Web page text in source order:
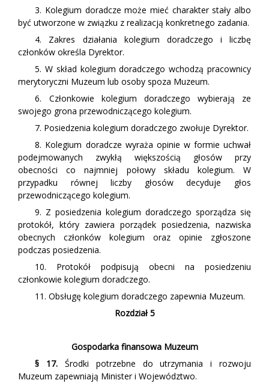
3. Kolegium doradcze może mieć charakter stały albo
być utworzone w związku z realizacją konkretnego zadania.
4. Zakres działania kolegium doradczego i liczbę
członków określa Dyrektor.
5. W skład kolegium doradczego wchodzą pracownicy
merytoryczni Muzeum lub osoby spoza Muzeum.
6. Członkowie kolegium doradczego wybierają ze
swojego grona przewodniczącego kolegium.
7. Posiedzenia kolegium doradczego zwołuje Dyrektor.
8. Kolegium doradcze wyraża opinie w formie uchwał
podejmowanych zwykłą większością głosów przy
obecności co najmniej połowy składu kolegium. W
przypadku równej liczby głosów decyduje głos
przewodniczącego kolegium.
9. Z posiedzenia kolegium doradczego sporządza się
protokół, który zawiera porządek posiedzenia, nazwiska
obecnych członków kolegium oraz opinie zgłoszone
podczas posiedzenia.
10. Protokół podpisują obecni na posiedzeniu
członkowie kolegium doradczego.
11. Obsługę kolegium doradczego zapewnia Muzeum.
Rozdział 5
Gospodarka finansowa Muzeum
§ 17. Środki potrzebne do utrzymania i rozwoju
Muzeum zapewniają Minister i Województwo.